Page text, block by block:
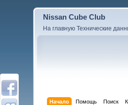
Nissan Cube Club
На главную Технические
Начало Помощь Поиск